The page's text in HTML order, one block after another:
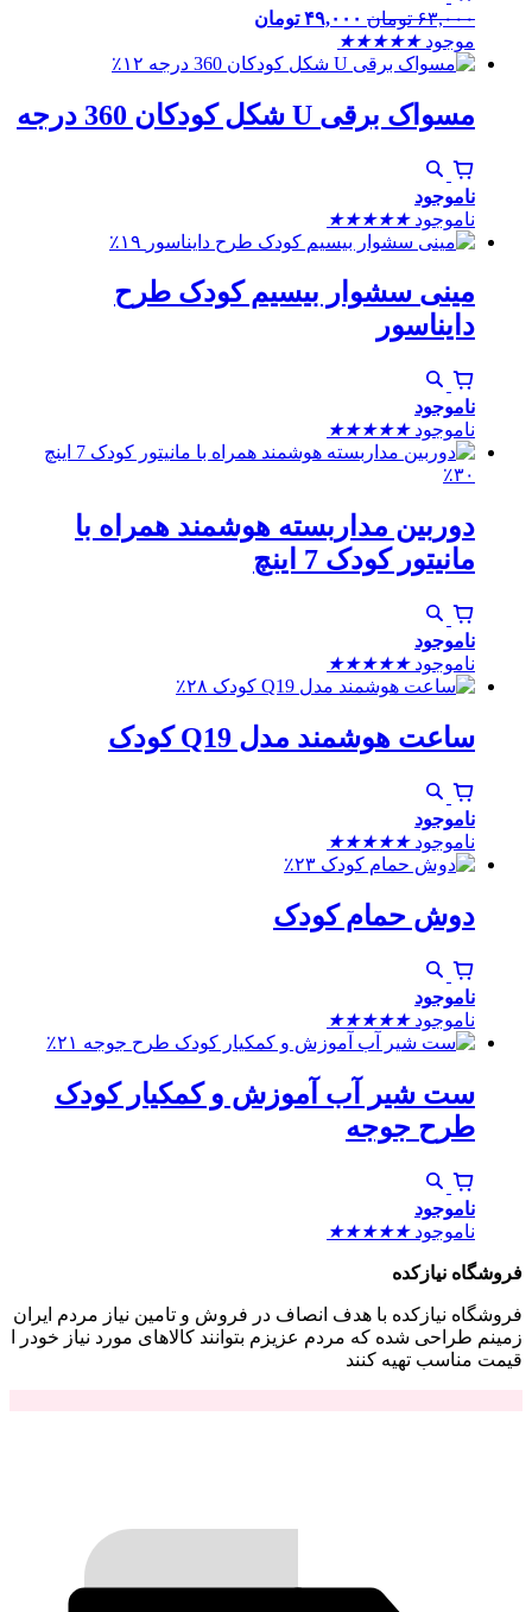
۶۳,۰۰۰ تومان ۴۹,۰۰۰ تومان
موجود ★
★
★
★
★
٪۱۲
مسواک برقی U شکل کودکان 360 درجه
ناموجود
ناموجود ★
★
★
★
★
٪۱۹
مینی سشوار بیسیم کودک طرح
دایناسور
ناموجود
ناموجود ★
★
★
★
★
٪۳۰
دوربین مداربسته هوشمند همراه با
مانیتور کودک 7 اینچ
ناموجود
ناموجود ★
★
★
★
★
٪۲۸
ساعت هوشمند مدل Q19 کودک
ناموجود
ناموجود ★
★
★
★
★
٪۲۳
دوش حمام کودک
ناموجود
ناموجود ★
★
★
★
★
٪۲۱
ست شیر آب آموزش و کمکیار کودک
طرح جوجه
ناموجود
ناموجود ★
★
★
★
★
فروشگاه نیازکده
فروشگاه نیازکده با هدف انصاف در فروش و تامین نیاز مردم ایران
زمینم طراحی شده که مردم عزیزم بتوانند کالاهای مورد نیاز خودر ا
قیمت مناسب تهیه کنند